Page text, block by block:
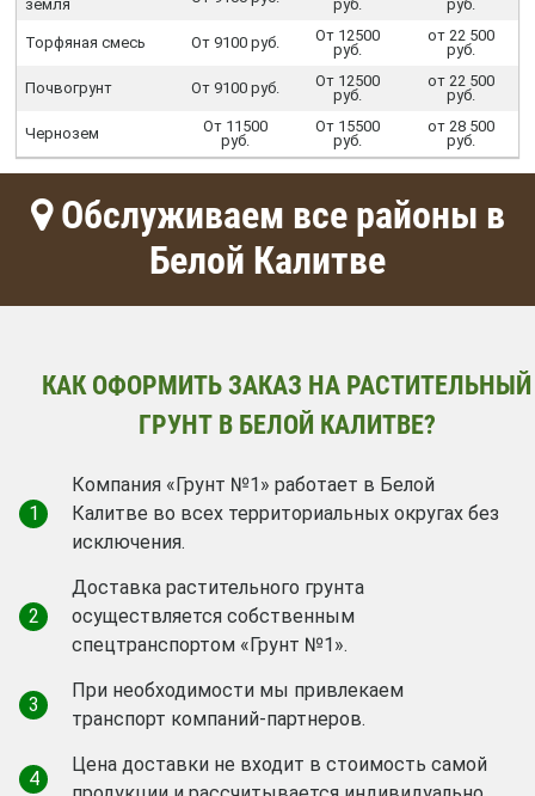
земля
руб.
руб.
Торфяная смесь От 9100 руб.
От 12500
руб.
от 22 500
руб.
Почвогрунт От 9100 руб.
От 12500
руб.
от 22 500
руб.
Чернозем
От 11500
руб.
От 15500
руб.
от 28 500
руб.
Обслуживаем все районы в
Белой Калитве
КАК ОФОРМИТЬ ЗАКАЗ НА РАСТИТЕЛЬНЫЙ
ГРУНТ В БЕЛОЙ КАЛИТВЕ?
1
Компания «Грунт №1» работает в Белой
Калитве во всех территориальных округах без
исключения.
2
Доставка растительного грунта
осуществляется собственным
спецтранспортом «Грунт №1».
3
При необходимости мы привлекаем
транспорт компаний-партнеров.
4
Цена доставки не входит в стоимость самой